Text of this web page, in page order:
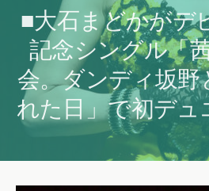
■大石まどかがデ
記念シングル「
会。ダンディ坂野
れた日」で初デ